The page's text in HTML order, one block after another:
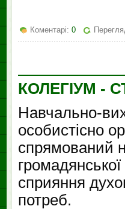
Коментарі: 0
КОЛЕГІУМ -
Навчально-
особистісно
спрямований
сприяння
потреб.